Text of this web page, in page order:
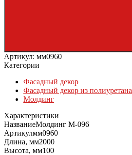
Артикул: мм0960
Категории
Фасадный декор
Фасадный декор из полиуретана
Молдинг
Характеристики
НазваниеМолдинг М-096
Артикулмм0960
Длина, мм2000
Высота, мм100